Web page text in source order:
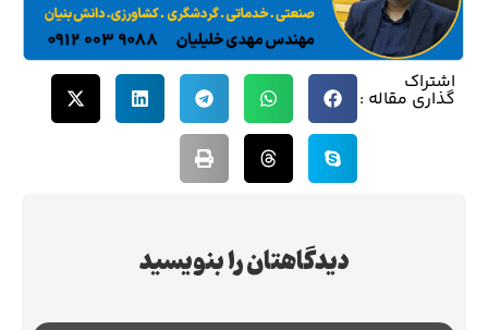
اشتراک
گذاری مقاله :
دیدگاهتان را بنویسید